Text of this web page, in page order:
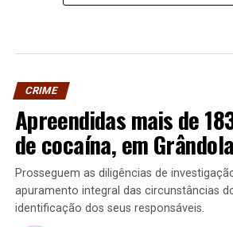
CRIME
Apreendidas mais de
de cocaína, em
Prosseguem as diligências de
apuramento integral das circunstâncias
identificação dos seus responsáveis.